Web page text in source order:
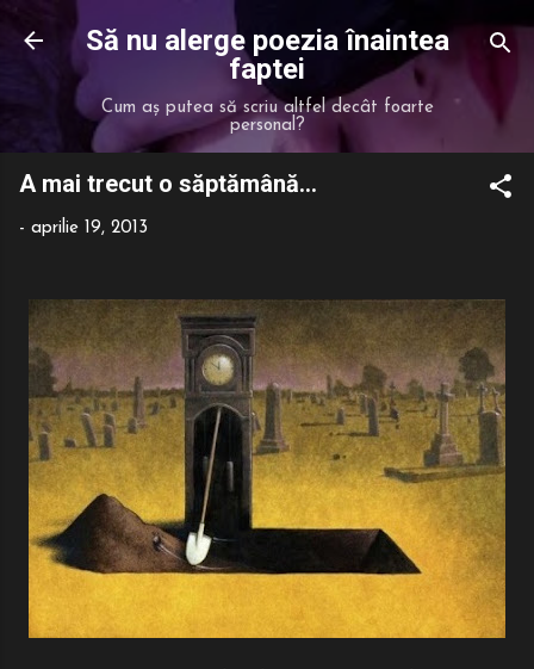
Treceți la conținutul principal
Să nu alerge poezia înaintea
faptei
Cum aș putea să scriu altfel decât foarte
personal?
A mai trecut o săptămână...
- aprilie 19, 2013